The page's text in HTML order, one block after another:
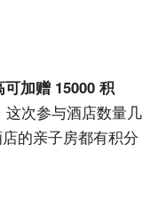
可加赠 15000 积
次参与酒店数量几
的亲子房都有积分